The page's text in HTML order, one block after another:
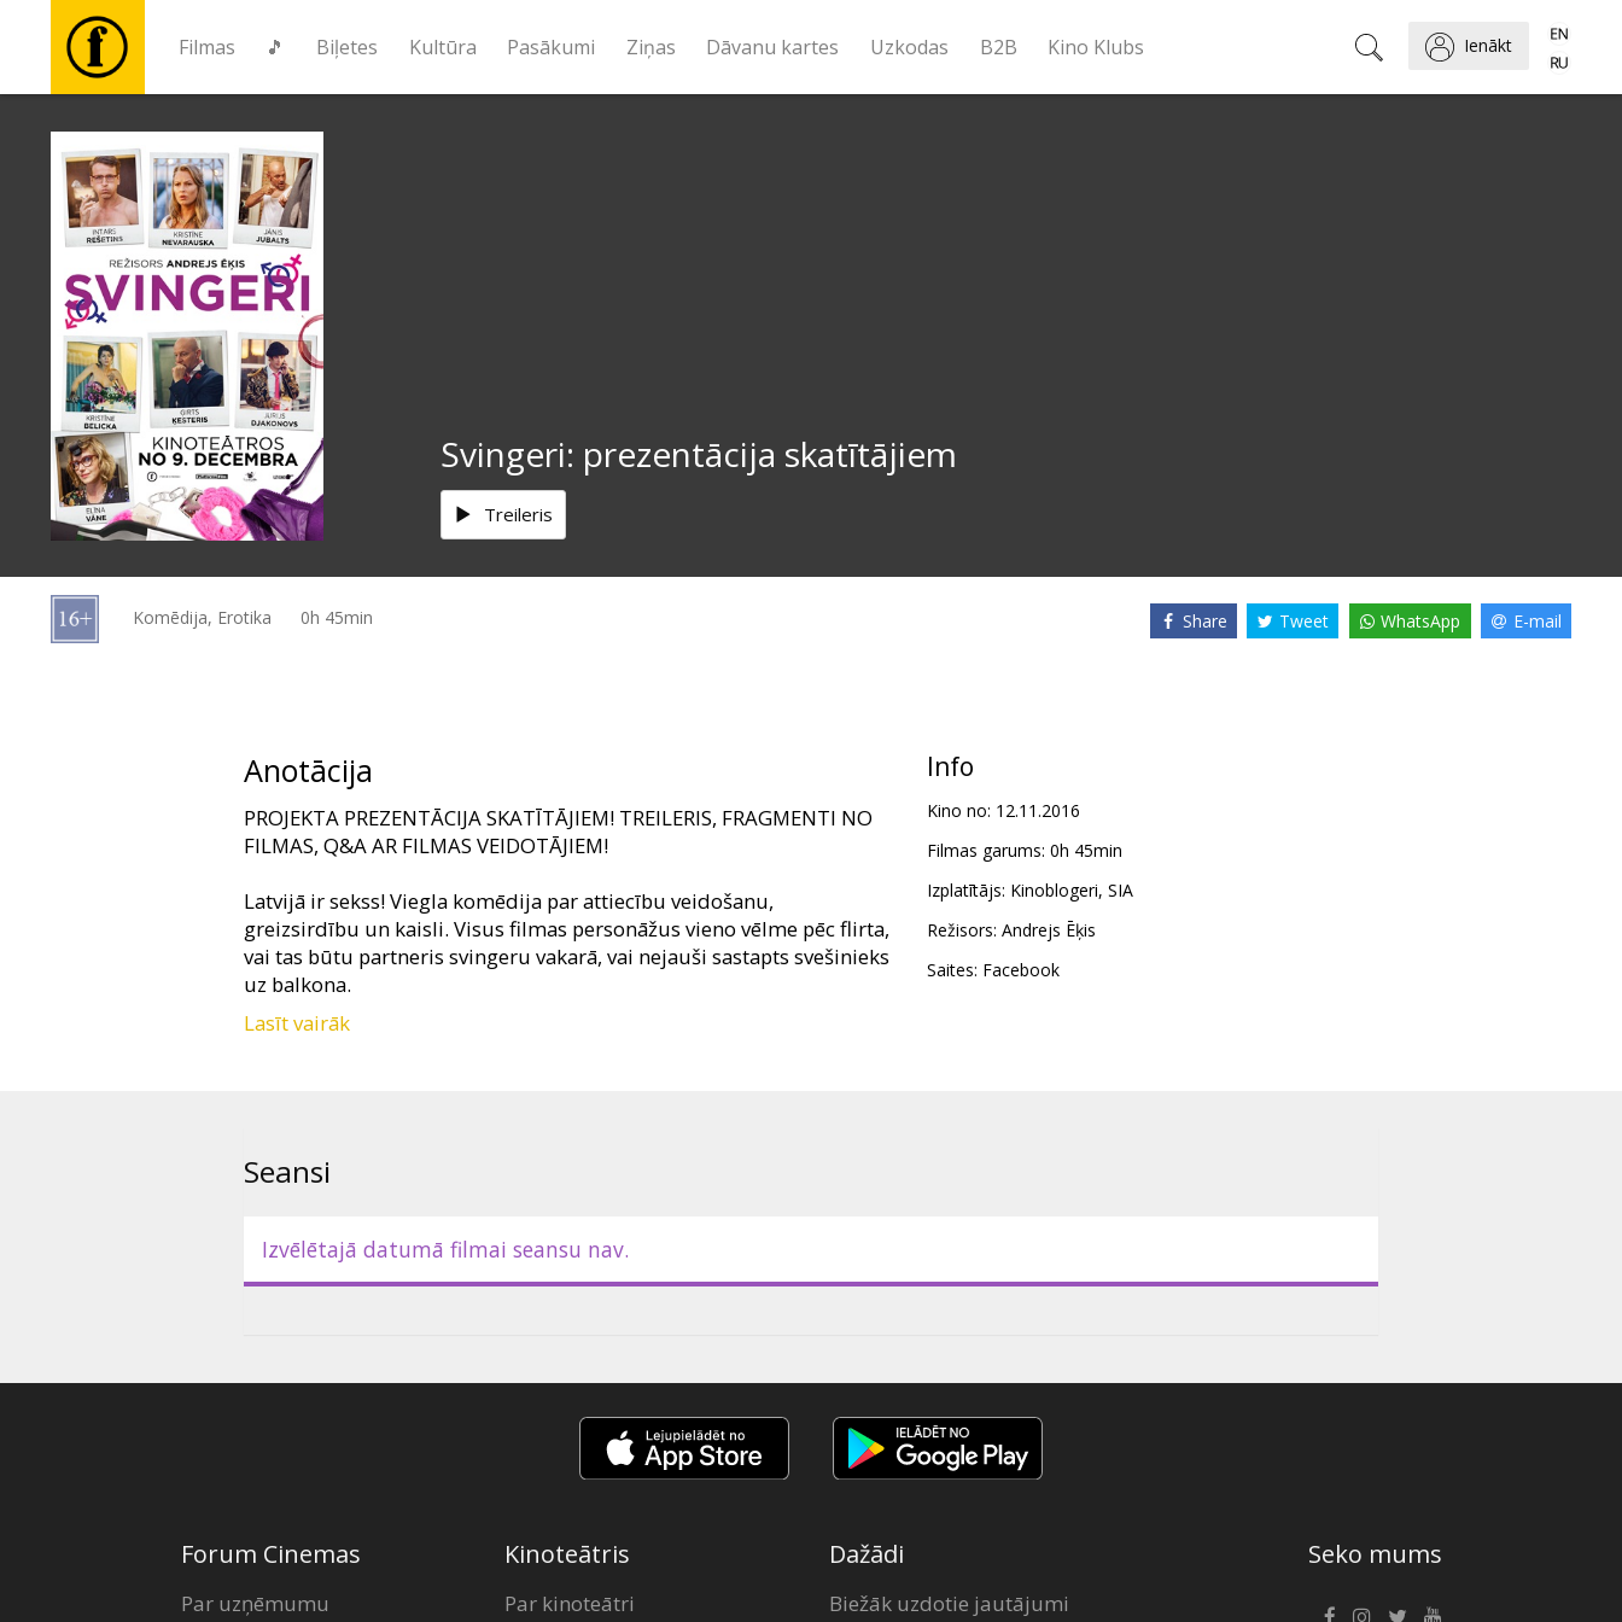
Filmas 🎵 Biļetes Kultūra Pasākumi Ziņas Dāvanu kartes Uzkodas B2B Kino Klubs Ienākt
Filmas
🎵
Biļetes
Kultūra
Pasākumi
Ziņas
kartes
Svingeri: prezentācija skatītājiem
Treileris
Komēdija, Erotika 0h 45min Share Tweet WhatsApp E-mail
Anotācija
PROJEKTA PREZENTĀCIJA SKATĪTĀJIEM! TREILERIS, FRAGMENTI NO
FILMAS, Q&A AR FILMAS VEIDOTĀJIEM!
Latvijā ir sekss! Viegla komēdija par attiecību veidošanu,
greizsirdību un kaisli. Visus filmas personāžus vieno vēlme pēc flirta,
vai tas būtu partneris svingeru vakarā, vai nejauši sastapts svešinieks
uz balkona.
Katram Kino Kluba biedram piedāvājam bez maksas saņemt 2
Lasīt vairāk
Info
Kino no: 12.11.2016
Filmas garums: 0h 45min
Izplatītājs: Kinoblogeri, SIA
Režisors: Andrejs Ēķis
Saites: Facebook
Seansi
Izvēlētajā datumā filmai seansu nav.
Forum Cinemas
Par uzņēmumu
Kinoteātris
Par kinoteātri
Dažādi
Biežāk uzdotie jautājumi
Seko mums